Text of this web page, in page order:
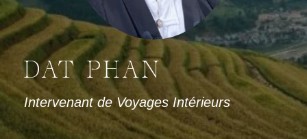
DAT PHAN
Intervenant de Voyages Intérieurs